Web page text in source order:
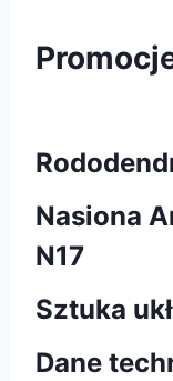
Nasiona
N17
Sztuka
Dane